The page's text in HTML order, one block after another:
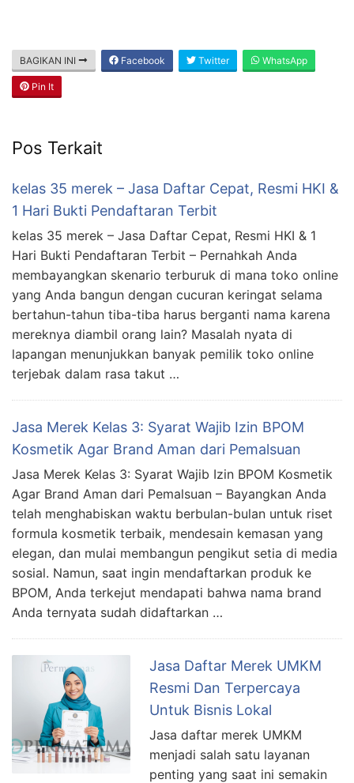
BAGIKAN INI Facebook Twitter WhatsApp
Pin It
Pos Terkait
kelas 35 merek – Jasa Daftar Cepat, Resmi HKI &
1 Hari Bukti Pendaftaran Terbit
kelas 35 merek – Jasa Daftar Cepat, Resmi HKI & 1
Hari Bukti Pendaftaran Terbit – Pernahkah Anda
membayangkan skenario terburuk di mana toko online
yang Anda bangun dengan cucuran keringat selama
bertahun-tahun tiba-tiba harus berganti nama karena
mereknya diambil orang lain? Masalah nyata di
lapangan menunjukkan banyak pemilik toko online
terjebak dalam rasa takut …
Jasa Merek Kelas 3: Syarat Wajib Izin BPOM
Kosmetik Agar Brand Aman dari Pemalsuan
Jasa Merek Kelas 3: Syarat Wajib Izin BPOM Kosmetik
Agar Brand Aman dari Pemalsuan – Bayangkan Anda
telah menghabiskan waktu berbulan-bulan untuk riset
formula kosmetik terbaik, mendesain kemasan yang
elegan, dan mulai membangun pengikut setia di media
sosial. Namun, saat ingin mendaftarkan produk ke
BPOM, Anda terkejut mendapati bahwa nama brand
Anda ternyata sudah didaftarkan …
Jasa Daftar Merek UMKM
Resmi Dan Terpercaya
Untuk Bisnis Lokal
Jasa daftar merek UMKM
menjadi salah satu layanan
penting yang saat ini semakin